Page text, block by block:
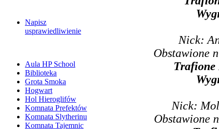
Napisz
usprawiedliwienie
Aula HP School
Biblioteka
Grota Smoka
Hogwart
Hol Hieroglifów
Komnata Prefektów
Komnata Slytherinu
Komnata Tajemnic
Nick:
Obstawione
Nick:
Obstawione